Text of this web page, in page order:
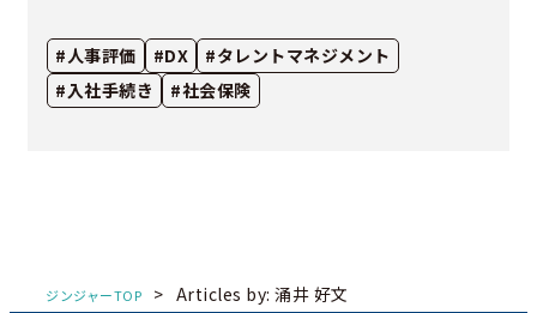
#人事評価 #DX
#タレントマネジメント
#入社手続き
#社会保険
ジンジャーTOP > Articles by: 涌井 好文